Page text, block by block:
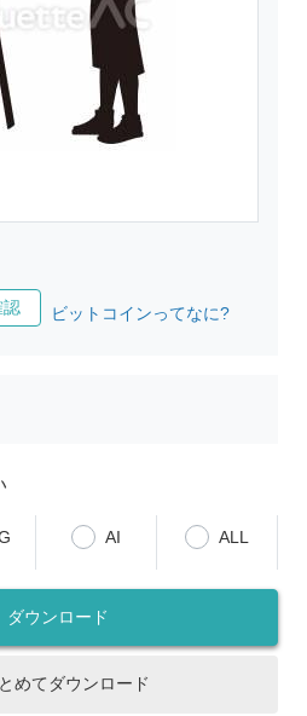
認 ビットコインってなに?
AI ALL
ダウンロード
めてダウンロード